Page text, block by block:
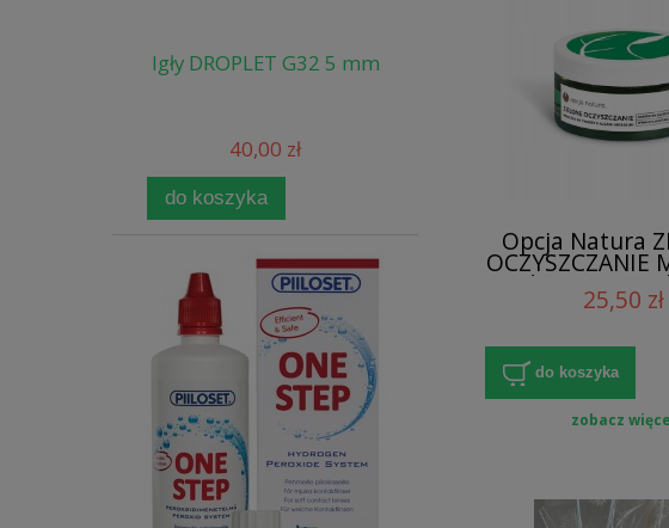
Igły DROPLET G32 5 mm
40,00 zł
do koszyka
Opcja Natura
OCZYSZCZANIE
do twarzy z
morskimi
25,50 zł
do koszyka
zobacz